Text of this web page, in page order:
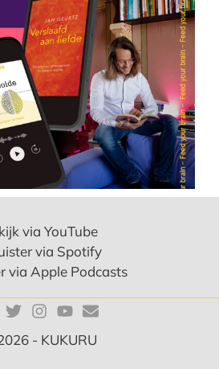
via YouTube
via Spotify
via Apple Podcasts
- KUKURU